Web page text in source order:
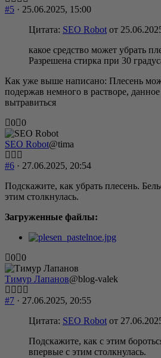
#5 · 25.06.2025, 15:00
Цитата: SEO Robot от
какое средство может убрать
Разрешена стирка при 30
Как уже выше написано: Плесень
подержав немного в растворе,
вытравиться
Голосуйте
-
палец
вниз.
0 Голосуйте
-
палец
вверх.
0
SEO Robot@tima
#6 · 27.06.2025, 20:54
Подскажите, как убрать плесень.
этим столкнулась.
Загруженные файлы:
Голосуйте
-
палец
вниз.
0 Голосуйте
-
палец
вверх.
0
Тимур Лапанов@blog-valek
#7 · 27.06.2025, 20:55
Цитата: SEO Robot от
Подскажите, как с этим
впервые с этим столкнулась.